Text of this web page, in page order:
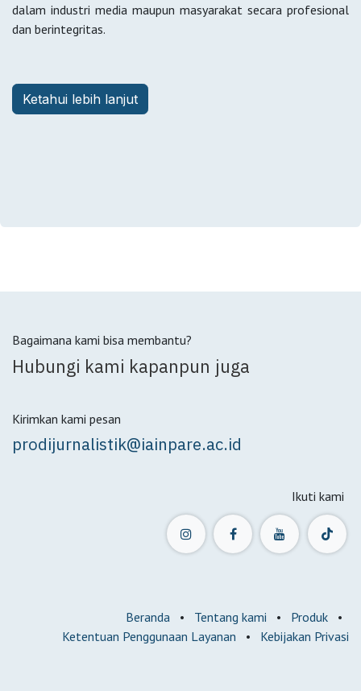
dalam industri media maupun masyarakat secara profesional
dan berintegritas.
Ketahui lebih lanjut
Bagaimana kami bisa membantu?
Hubungi kami kapanpun juga
Kirimkan kami pesan
prodijurnalistik@iainpare.ac.id
Ikuti kami
Beranda • Tentang kami • Produk
•
Ketentuan Penggunaan Layanan
• Kebijakan Privasi